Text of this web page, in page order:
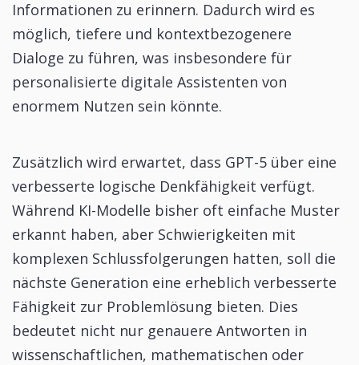
Informationen zu erinnern. Dadurch wird es
möglich, tiefere und kontextbezogenere
Dialoge zu führen, was insbesondere für
personalisierte digitale Assistenten von
enormem Nutzen sein könnte.
Zusätzlich wird erwartet, dass GPT-5 über eine
verbesserte logische Denkfähigkeit verfügt.
Während KI-Modelle bisher oft einfache Muster
erkannt haben, aber Schwierigkeiten mit
komplexen Schlussfolgerungen hatten, soll die
nächste Generation eine erheblich verbesserte
Fähigkeit zur Problemlösung bieten. Dies
bedeutet nicht nur genauere Antworten in
wissenschaftlichen, mathematischen oder